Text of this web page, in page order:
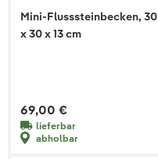
Mini-Flusssteinbecken, 30
x 30 x 13 cm
69,00 €
lieferbar
abholbar